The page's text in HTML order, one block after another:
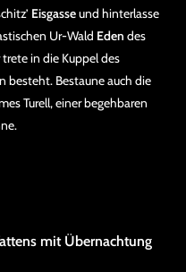
Eisgasseund hinterlasse
Ur-Wald Eden des
in die Kuppel des
besteht. Bestaune auch die
Turell, einer begehbaren
mit Übernachtung